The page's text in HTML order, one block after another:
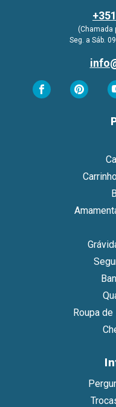
(Chamada
Seg. a Sáb.
Roupa